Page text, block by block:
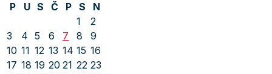
P
U S Č P S
N
1
2
3
4 5 6 7 8
9
10 11 12 13 14 15 16
17 18 19 20 21 22 23